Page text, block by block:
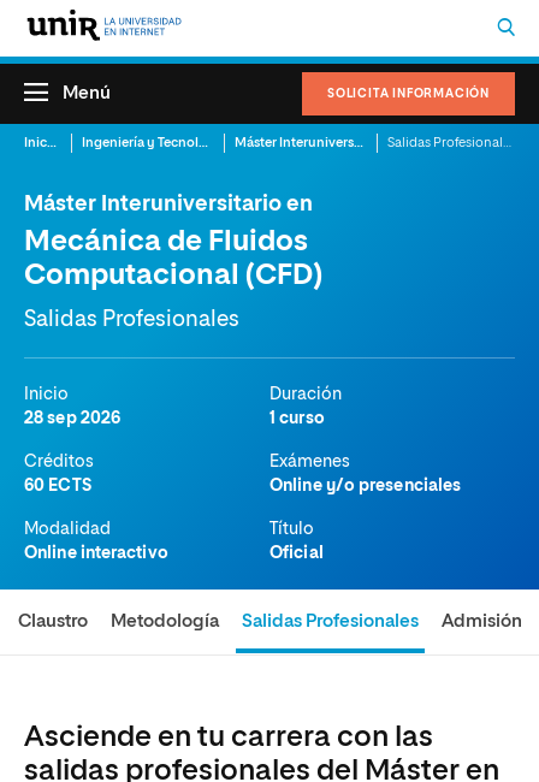
SOLICITA INFORMACIÓN
Menú
Inicio Ingeniería y Tecnología Máster Interuniversitario en Mecánica de Fluidos Computacional (CFD)
Máster Interuniversitario en
Mecánica de Fluidos
Computacional (CFD)
Salidas Profesionales
Inicio
28 sep 2026
Duración
1 curso
Créditos
60 ECTS
Exámenes
Online y/o presenciales
Modalidad
Online interactivo
Título
Oficial
Claustro Metodología Salidas Profesionales Admisión
Asciende en tu carrera con las
salidas profesionales del Máster en